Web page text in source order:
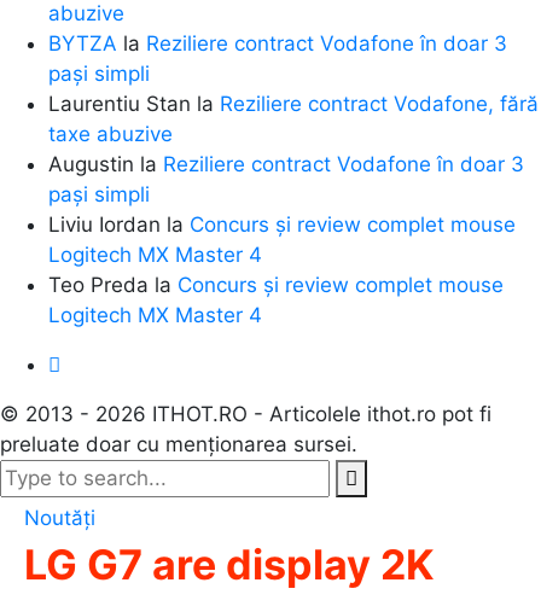
abuzive
BYTZA la Reziliere contract Vodafone în doar 3
pași simpli
Laurentiu Stan la Reziliere contract Vodafone, fără
taxe abuzive
Augustin la Reziliere contract Vodafone în doar 3
pași simpli
Liviu Iordan la Concurs și review complet mouse
Logitech MX Master 4
Teo Preda la Concurs și review complet mouse
Logitech MX Master 4
© 2013 - 2026 ITHOT.RO - Articolele ithot.ro pot fi
preluate doar cu menționarea sursei.
Noutăți
LG G7 are display 2K